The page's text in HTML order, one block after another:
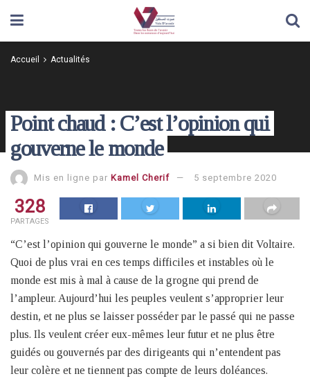
Accueil Actualités
Point chaud : C’est l’opinion qui
gouverne le monde
Mis en ligne par Kamel Cherif 5 septembre 2020
328
PARTAGES
“C’est l’opinion qui gouverne le monde” a si bien dit Voltaire.
Quoi de plus vrai en ces temps difficiles et instables où le
monde est mis à mal à cause de la grogne qui prend de
l’ampleur. Aujourd’hui les peuples veulent s’approprier leur
destin, et ne plus se laisser posséder par le passé qui ne passe
plus. Ils veulent créer eux-mêmes leur futur et ne plus être
guidés ou gouvernés par des dirigeants qui n’entendent pas
leur colère et ne tiennent pas compte de leurs doléances.